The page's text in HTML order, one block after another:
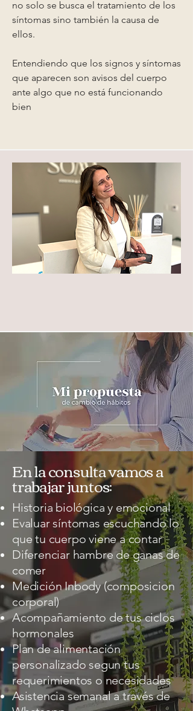
no solo se busca el tratamiento de los
síntomas sino también la causa de
ellos.
Entendiendo que los signos y síntomas
que aparecen son avisos del cuerpo
ante algo que no está funcionando
bien
En la consulta vamos a
trabajar juntos:
Historia biológica y emocional
Evaluar síntomas escuchando lo
que tu cuerpo viene a contar
Diferenciar hambre de ganas de
comer
Medición Inbody (composicion
corporal)
Acompañamiento de tus ciclos
hormonales
Plan de alimentación
personalizado segun tus
requerimientos o necesidades
Asistencia semanal a través de